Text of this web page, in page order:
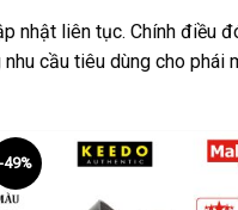
nhật liên tục. Chính điều
cầu tiêu dùng cho phái
-49%